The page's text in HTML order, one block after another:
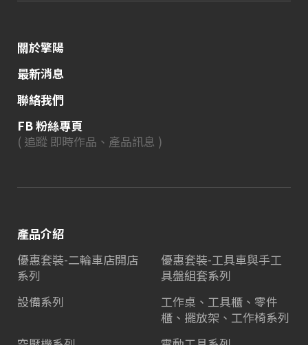
關於擎陽
最新消息
聯絡我們
FB 粉絲專頁
( 追蹤 即時作品、產品訊息 )
產品介紹
優惠套裝-二輪車店開店
系列
優惠套裝-工具車與手工
具盤組套系列
設備系列
工作桌、工具櫃、零件
櫃、擺放架、工作椅系列